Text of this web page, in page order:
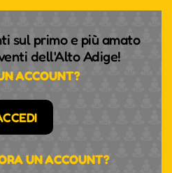
sul primo e più amato
dell'Alto Adige!
ACCOUNT?
UN ACCOUNT?